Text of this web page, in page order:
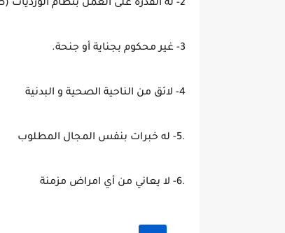
2- له القدرة على العمل بنظام الورديات (صباحي ، مسائي).
3- غير محكوم بجناية أو جنحة.
4- لائق من الناحية الصحية و البدنية
.5- له خبرات بنفس المجال المطلوب
.6- لا يعاني من أي امراض مزمنة